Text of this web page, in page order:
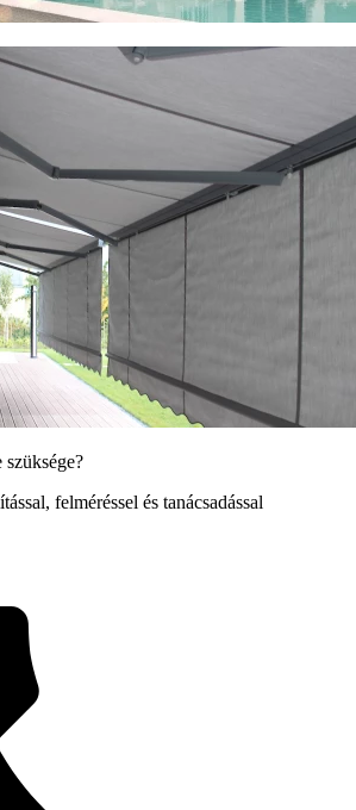
szüksége?
felméréssel és tanácsadással